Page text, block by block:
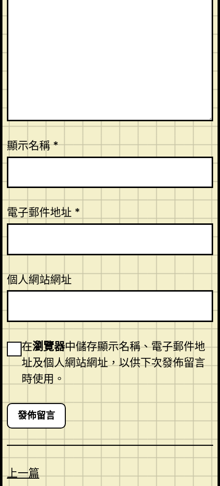
顯示名稱*
電子郵件地址 *
個人網站網址
在瀏覽器中儲存顯示名稱、電子郵件地
址及個人網站網址，以供下次發佈留言
時使用。
上一篇